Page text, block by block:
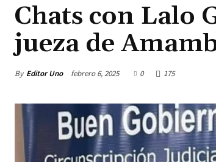
Chats con Lalo
jueza de
By Editor Uno febrero 6, 2025 0 175